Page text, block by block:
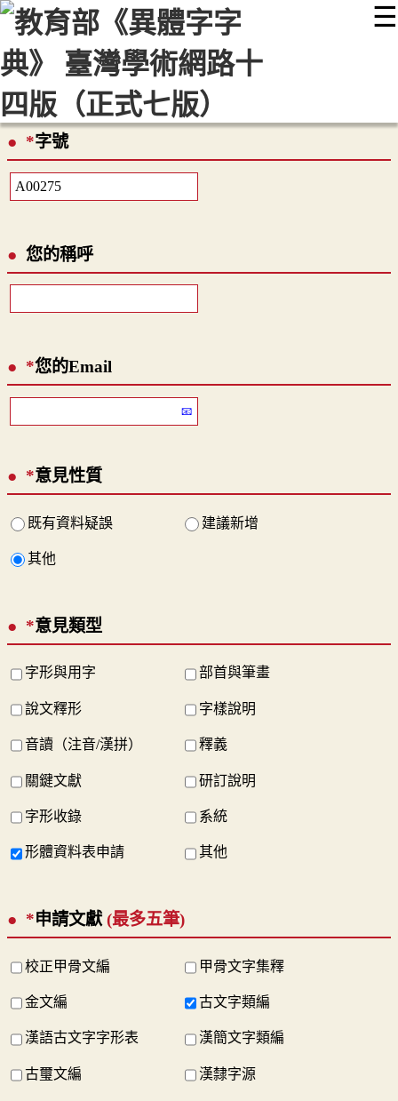
☰
::: 最新消息 常見問題 編輯說明
顯示模式
網站導覽
*字號
您的稱呼
*您的Email
*意見性質
既有資料疑誤 建議新增
其他
*意見類型
字形與用字 部首與筆畫
說文釋形 字樣說明
音讀（注音/漢拼） 釋義
關鍵文獻 研訂說明
字形收錄 系統
形體資料表申請 其他
*申請文獻 (最多五筆)
校正甲骨文編 甲骨文字集釋
金文編 古文字類編
漢語古文字字形表 漢簡文字類編
古璽文編 漢隸字源